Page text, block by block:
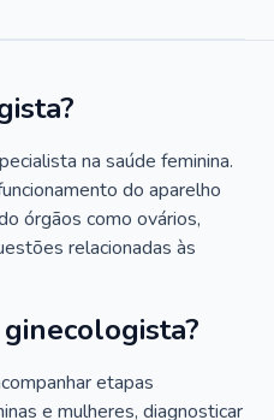
na saúde feminina.
do aparelho
órgãos como ovários,
relacionadas às
etapas
e mulheres, diagnosticar